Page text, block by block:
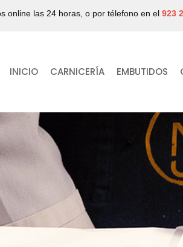
online las 24 horas, o por télefono en el 923
INICIO CARNICERÍA EMBUTIDOS